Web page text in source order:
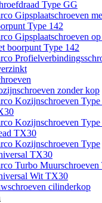
Type GG
Gipsplaatschroeven
Type 142
Gipsplaatschroeven
boorpunt Type 142
zonder kop
Kozijnschroeven
Kozijnschroeven Type
TX30
Kozijnschroeven Type
TX30
Turbo Muurschroeven
Wit TX30
cilinderkop